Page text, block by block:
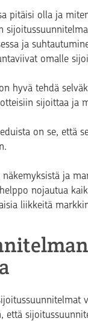
pitäisi olla ja
ja
omalle
hyvä tehdä
sijoittaa ja
on se, että
ja
nojautua
liikkeitä
että